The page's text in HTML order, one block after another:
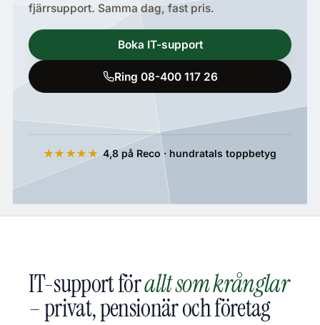
fjärrsupport. Samma dag, fast pris.
Boka IT-support
Ring 08-400 117 26
★★★★★ 4,8 på Reco · hundratals toppbetyg
IT-support förallt som krånglar
– privat, pensionär och företag